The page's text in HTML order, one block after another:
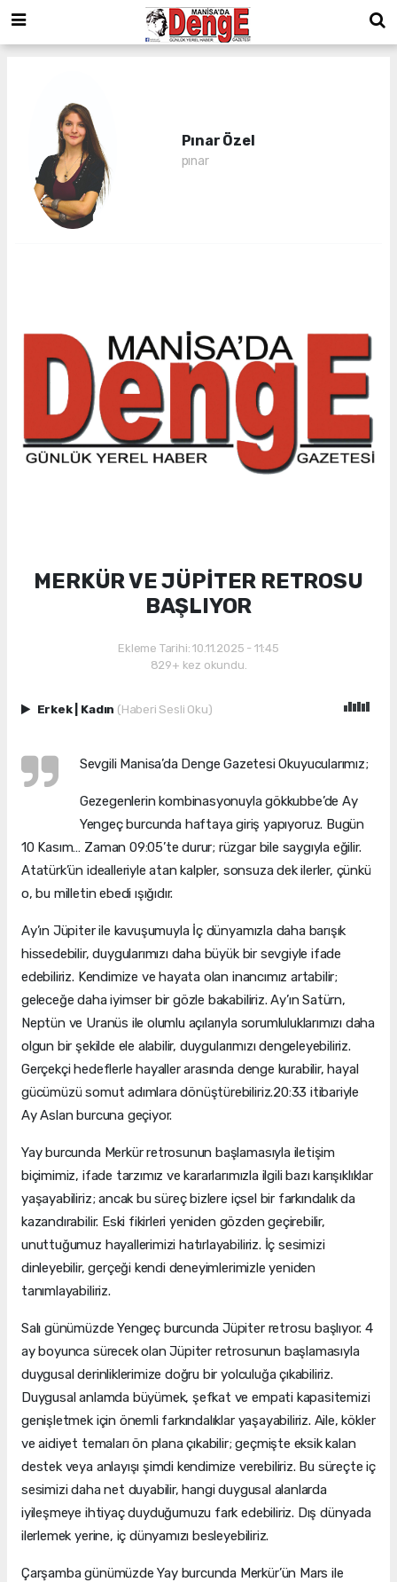
Pınar Özel
pınar
MERKÜR VE JÜPİTER RETROSU
BAŞLIYOR
Ekleme Tarihi: 10.11.2025 - 11:45
829+ kez okundu.
Erkek Kadın (Haberi Sesli Oku)
Sevgili Manisa’da Denge Gazetesi Okuyucularımız;
Gezegenlerin kombinasyonuyla gökkubbe’de Ay
Yengeç burcunda haftaya giriş yapıyoruz. Bugün
10 Kasım… Zaman 09:05’te durur; rüzgar bile saygıyla eğilir.
Atatürk’ün idealleriyle atan kalpler, sonsuza dek ilerler, çünkü
o, bu milletin ebedi ışığıdır.
Ay’ın Jüpiter ile kavuşumuyla İç dünyamızla daha barışık
hissedebilir, duygularımızı daha büyük bir sevgiyle ifade
edebiliriz. Kendimize ve hayata olan inancımız artabilir;
geleceğe daha iyimser bir gözle bakabiliriz. Ay’ın Satürn,
Neptün ve Uranüs ile olumlu açılarıyla sorumluluklarımızı daha
olgun bir şekilde ele alabilir, duygularımızı dengeleyebiliriz.
Gerçekçi hedeflerle hayaller arasında denge kurabilir, hayal
gücümüzü somut adımlara dönüştürebiliriz.20:33 itibariyle
Ay Aslan burcuna geçiyor.
Yay burcunda Merkür retrosunun başlamasıyla iletişim
biçimimiz, ifade tarzımız ve kararlarımızla ilgili bazı karışıklıklar
yaşayabiliriz; ancak bu süreç bizlere içsel bir farkındalık da
kazandırabilir. Eski fikirleri yeniden gözden geçirebilir,
unuttuğumuz hayallerimizi hatırlayabiliriz. İç sesimizi
dinleyebilir, gerçeği kendi deneyimlerimizle yeniden
tanımlayabiliriz.
Salı günümüzde Yengeç burcunda Jüpiter retrosu başlıyor. 4
ay boyunca sürecek olan Jüpiter retrosunun başlamasıyla
duygusal derinliklerimize doğru bir yolculuğa çıkabiliriz.
Duygusal anlamda büyümek, şefkat ve empati kapasitemizi
genişletmek için önemli farkındalıklar yaşayabiliriz. Aile, kökler
ve aidiyet temaları ön plana çıkabilir; geçmişte eksik kalan
destek veya anlayışı şimdi kendimize verebiliriz. Bu süreçte iç
sesimizi daha net duyabilir, hangi duygusal alanlarda
iyileşmeye ihtiyaç duyduğumuzu fark edebiliriz. Dış dünyada
ilerlemek yerine, iç dünyamızı besleyebiliriz.
Çarşamba günümüzde Yay burcunda Merkür’ün Mars ile